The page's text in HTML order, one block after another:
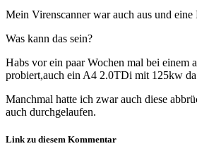
Mein Virenscanner war auch aus und
Was kann das sein?
Habs vor ein paar Wochen mal bei einem
probiert,auch ein A4 2.0TDi mit 125kw da
Manchmal hatte ich zwar auch diese
auch durchgelaufen.
Link zu diesem Kommentar